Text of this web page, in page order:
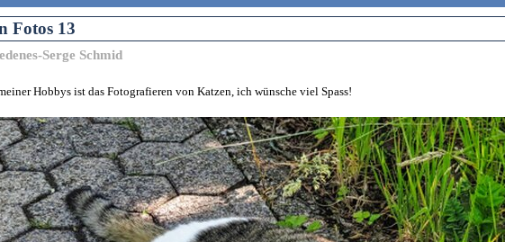
Fotos 13
Serge Schmid
Hobbys ist das Fotografieren von Katzen, ich wünsche viel Spass!